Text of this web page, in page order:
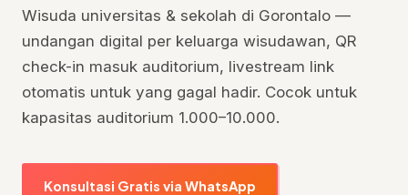
Wisuda universitas & sekolah di Gorontalo —
undangan digital per keluarga wisudawan, QR
check-in masuk auditorium, livestream link
otomatis untuk yang gagal hadir. Cocok untuk
kapasitas auditorium 1.000–10.000.
Konsultasi Gratis via WhatsApp